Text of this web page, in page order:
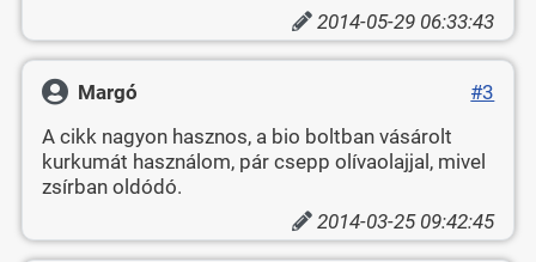
2014-05-29 06:33:43
Margó
#3
A cikk nagyon hasznos, a bio boltban vásárolt
kurkumát használom, pár csepp olívaolajjal, mivel
zsírban oldódó.
2014-03-25 09:42:45